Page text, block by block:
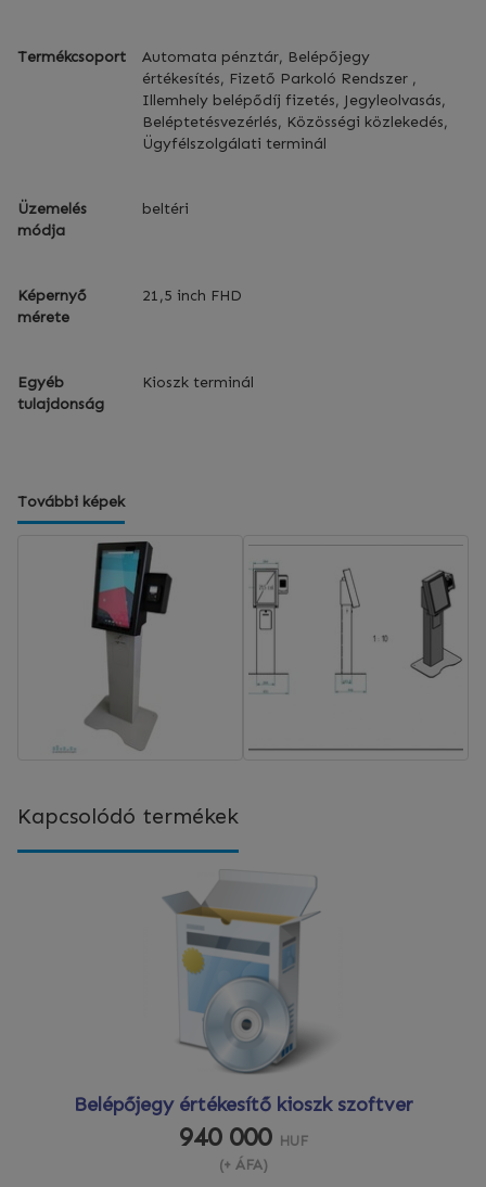
Termékcsoport
Automata pénztár, Belépőjegy
értékesítés, Fizető Parkoló Rendszer ,
Illemhely belépődíj fizetés, Jegyleolvasás,
Beléptetésvezérlés, Közösségi közlekedés,
Ügyfélszolgálati terminál
Üzemelés
módja
beltéri
Képernyő
mérete
21,5 inch FHD
Egyéb
tulajdonság
Kioszk terminál
További képek
Kapcsolódó termékek
Belépőjegy értékesítő kioszk szoftver
940 000 HUF
(+ ÁFA)